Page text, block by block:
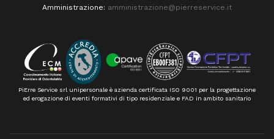
Amministrazione: amministrazione@pierreservice.it
PiErre Service srl unipersonale è azienda certificata ISO 9001 per la progettazione
ed erogazione di eventi formativi di tipo residenziale e FAD in ambito sanitario